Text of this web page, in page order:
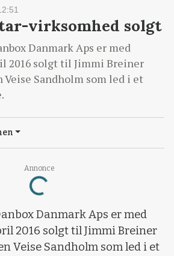
Annonce
Loading...
virksomhed solgt
Danmark Aps er med
2016 solgt til Jimmi Breiner
Veise Sandholm som led i et
Danmark Aps er med
2016 solgt til Jimmi Breiner
Veise Sandholm som led i et